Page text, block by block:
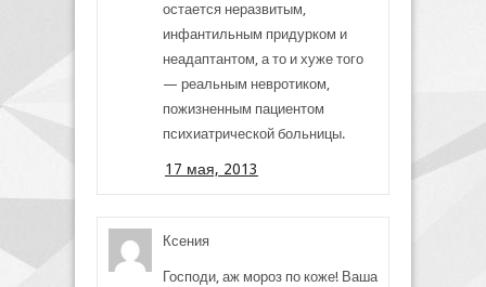
остается неразвитым,
инфантильным придурком и
неадаптантом, а то и хуже того
— реальным невротиком,
пожизненным пациентом
психиатрической больницы.
17 мая, 2013
Ксения
Господи, аж мороз по коже! Ваша